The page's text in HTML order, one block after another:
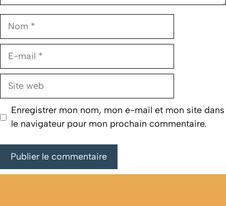
Nom
E-
Site
Enregistrer mon nom, mon e-mail et mon site dans
le navigateur pour mon prochain commentaire.